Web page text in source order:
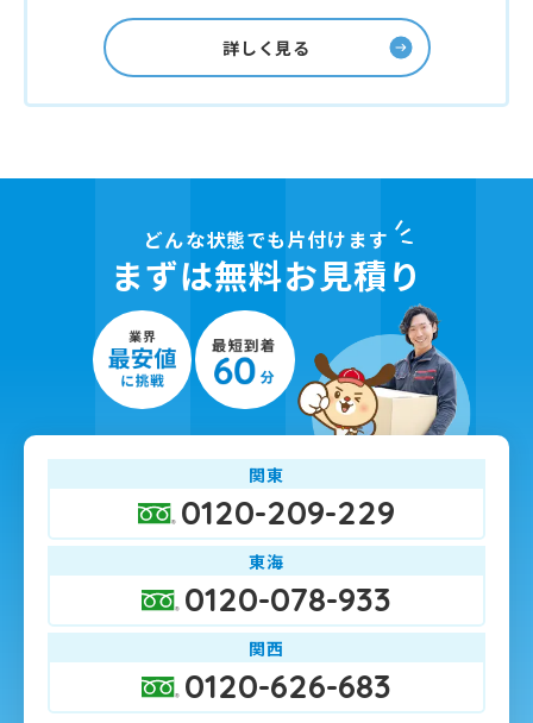
詳しく見る
どんな状態でも片付けます
まずは無料お見積り
関東
0120-209-229
東海
0120-078-933
関西
0120-626-683